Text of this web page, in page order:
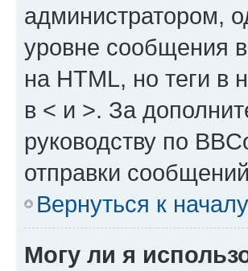
администратором,
уровне сообщения
на HTML, но теги в
в < и >. За
руководству по
отправки
Вернуться к началу
Могу ли я